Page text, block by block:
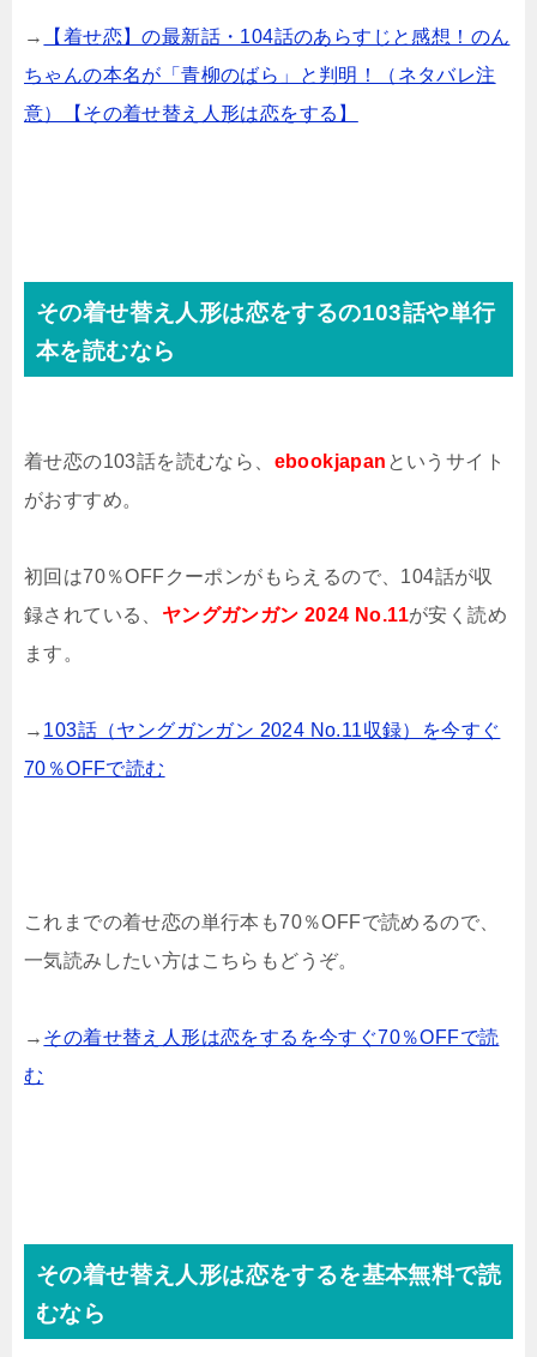
→
【着せ恋】の最新話・104話のあらすじと感想！のん
ちゃんの本名が「青柳のばら」と判明！（ネタバレ注
意）【その着せ替え人形は恋をする】
その着せ替え人形は恋をするの103話や単行
本を読むなら
着せ恋の103話を読むなら、 ebookjapan というサイト
がおすすめ。
初回は70％OFFクーポンがもらえるので、104話が収
録されている、 ヤングガンガン 2024 No.11が安く読め
ます。
→ 103話（ヤングガンガン 2024 No.11収録）を今すぐ
70％OFFで読む
これまでの着せ恋の単行本も70％OFFで読めるので、
一気読みしたい方はこちらもどうぞ。
→ その着せ替え人形は恋をするを今すぐ70％OFFで読
む
その着せ替え人形は恋をするを基本無料で読
むなら